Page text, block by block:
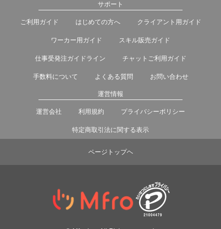
サポート
ご利用ガイド はじめての方へ クライアント用ガイド
ワーカー用ガイド スキル販売ガイド
仕事受発注ガイドライン チャットご利用ガイド
手数料について よくある質問 お問い合わせ
運営情報
運営会社 利用規約 プライバシーポリシー
特定商取引法に関する表示
ページトップヘ